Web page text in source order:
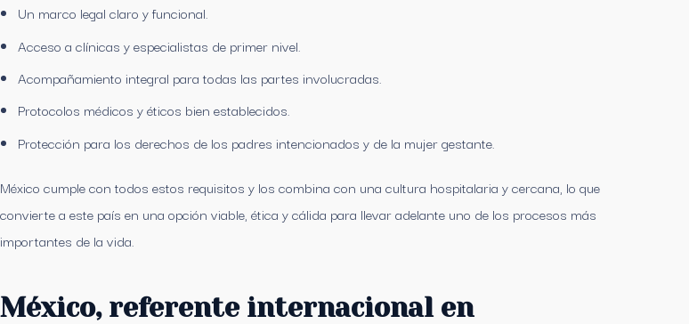
Un marco legal claro y funcional.
Acceso a clínicas y especialistas de primer nivel.
Acompañamiento integral para todas las partes involucradas.
Protocolos médicos y éticos bien establecidos.
Protección para los derechos de los padres intencionados y de la mujer gestante.
México cumple con todos estos requisitos y los combina con una cultura hospitalaria y cercana, lo que
convierte a este país en una opción viable, ética y cálida para llevar adelante uno de los procesos más
importantes de la vida.
México, referente internacional en